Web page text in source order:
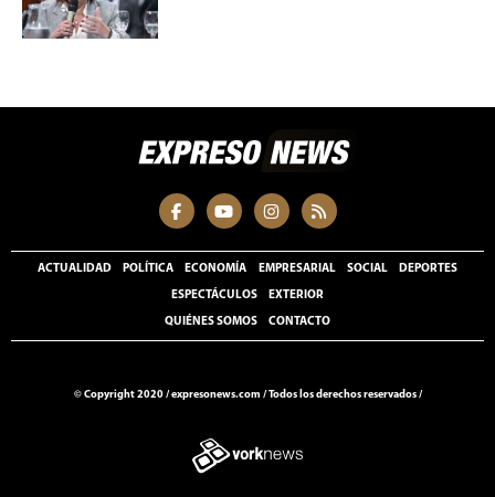
ACTUALIDAD POLÍTICA ECONOMÍA EMPRESARIAL SOCIAL DEPORTES
ESPECTÁCULOS EXTERIOR
QUIÉNES SOMOS CONTACTO
© Copyright 2020 /expresonews.com /Todos los derechos reservados /